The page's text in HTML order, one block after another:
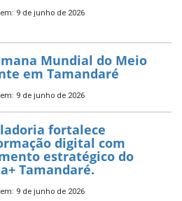
9 de junho de 2026
Mundial do Meio
em Tamandaré
9 de junho de 2026
fortalece
digital com
estratégico do
Tamandaré.
9 de junho de 2026